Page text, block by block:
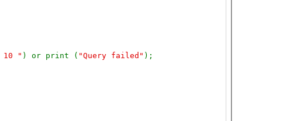
10 " ) or print ( "Query failed" );